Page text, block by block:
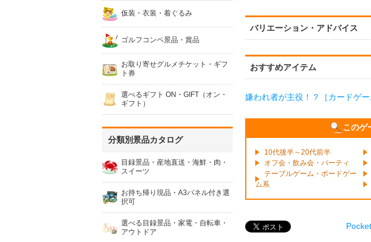
仮装・衣装・着ぐるみ
ゴルフコンペ景品・賞品
お取り寄せグルメチケット・ギフ
ト券
選べるギフト ON・GIFT（オン・
ギフト）
分類別景品カタログ
目録景品・産地直送・海鮮・肉・
スイーツ
お持ち帰り現品・A3パネル付き選
択可
選べる目録景品・家電・自転車・
アウトドア
バリエーション・アドバイス
おすすめアイテム
嫌われ者が主役！？［カードゲ
このゲ
10代後半～20代前半
オフ会・飲み会・パーティ
テーブルゲーム・ボードゲー
ム系
Pocket